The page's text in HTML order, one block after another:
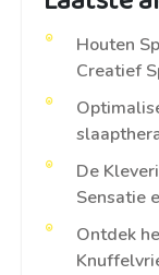
Houten
Creatief
De
Sensatie
Ontdek